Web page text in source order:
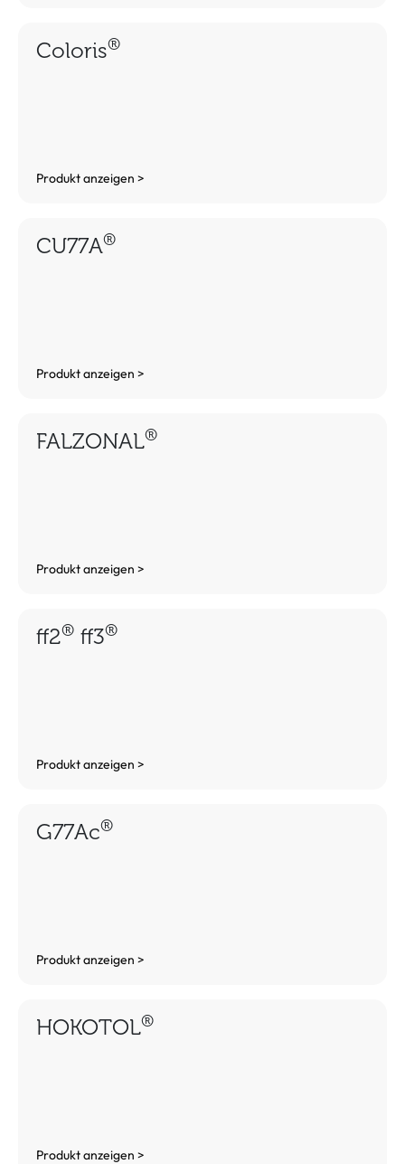
Coloris®
Produkt anzeigen >
CU77A®
Produkt anzeigen >
FALZONAL®
Produkt anzeigen >
ff2® ff3®
Produkt anzeigen >
G77Ac®
Produkt anzeigen >
HOKOTOL®
Produkt anzeigen >